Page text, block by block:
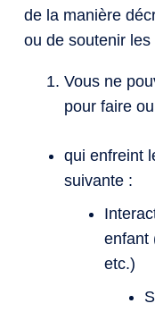
de la manière
ou de soutenir
Vous ne
pour faire
qui enfreint
suivante :
enfant
etc.)